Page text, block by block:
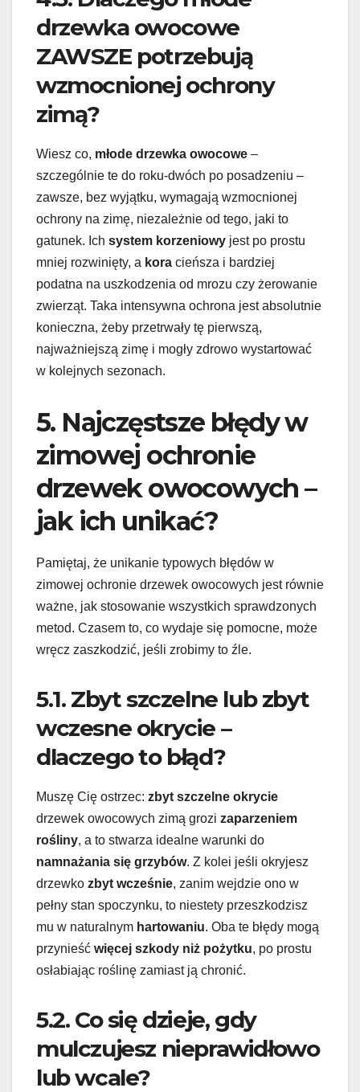
drzewka owocowe
ZAWSZE potrzebują
wzmocnionej ochrony
zimą?
Wiesz co, młode drzewka owocowe –
szczególnie te do roku-dwóch po posadzeniu –
zawsze, bez wyjątku, wymagają wzmocnionej
ochrony na zimę, niezależnie od tego, jaki to
gatunek. Ich system korzeniowy jest po prostu
mniej rozwinięty, a kora cieńsza i bardziej
podatna na uszkodzenia od mrozu czy żerowanie
zwierząt. Taka intensywna ochrona jest absolutnie
konieczna, żeby przetrwały tę pierwszą,
najważniejszą zimę i mogły zdrowo wystartować
w kolejnych sezonach.
5. Najczęstsze błędy w
zimowej ochronie
drzewek owocowych –
jak ich unikać?
Pamiętaj, że unikanie typowych błędów w
zimowej ochronie drzewek owocowych jest równie
ważne, jak stosowanie wszystkich sprawdzonych
metod. Czasem to, co wydaje się pomocne, może
wręcz zaszkodzić, jeśli zrobimy to źle.
5.1. Zbyt szczelne lub zbyt
wczesne okrycie –
dlaczego to błąd?
Muszę Cię ostrzec: zbyt szczelne okrycie
drzewek owocowych zimą grozi zaparzeniem
rośliny, a to stwarza idealne warunki do
namnażania się grzybów. Z kolei jeśli okryjesz
drzewko zbyt wcześnie, zanim wejdzie ono w
pełny stan spoczynku, to niestety przeszkodzisz
mu w naturalnym hartowaniu. Oba te błędy mogą
przynieść więcej szkody niż pożytku, po prostu
osłabiając roślinę zamiast ją chronić.
5.2. Co się dzieje, gdy
mulczujesz nieprawidłowo
lub wcale?